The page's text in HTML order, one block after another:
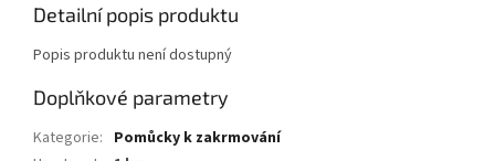
Detailní popis produktu
Popis produktu není dostupný
Doplňkové parametry
Kategorie: Pomůcky k zakrmování